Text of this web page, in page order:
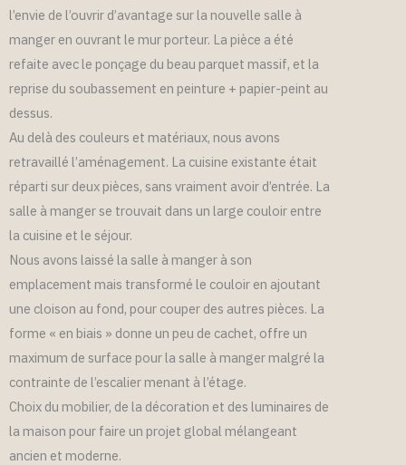
l’envie de l’ouvrir d’avantage sur la nouvelle salle à
manger en ouvrant le mur porteur. La pièce a été
refaite avec le ponçage du beau parquet massif, et la
reprise du soubassement en peinture + papier-peint au
dessus.
Au delà des couleurs et matériaux, nous avons
retravaillé l’aménagement. La cuisine existante était
réparti sur deux pièces, sans vraiment avoir d’entrée. La
salle à manger se trouvait dans un large couloir entre
la cuisine et le séjour.
Nous avons laissé la salle à manger à son
emplacement mais transformé le couloir en ajoutant
une cloison au fond, pour couper des autres pièces. La
forme « en biais » donne un peu de cachet, offre un
maximum de surface pour la salle à manger malgré la
contrainte de l’escalier menant à l’étage.
Choix du mobilier, de la décoration et des luminaires de
la maison pour faire un projet global mélangeant
ancien et moderne.